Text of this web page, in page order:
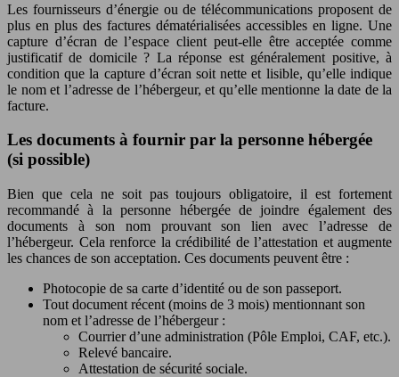
Les fournisseurs d’énergie ou de télécommunications proposent de
plus en plus des factures dématérialisées accessibles en ligne. Une
capture d’écran de l’espace client peut-elle être acceptée comme
justificatif de domicile ? La réponse est généralement positive, à
condition que la capture d’écran soit nette et lisible, qu’elle indique
le nom et l’adresse de l’hébergeur, et qu’elle mentionne la date de la
facture.
Les documents à fournir par la personne hébergée
(si possible)
Bien que cela ne soit pas toujours obligatoire, il est fortement
recommandé à la personne hébergée de joindre également des
documents à son nom prouvant son lien avec l’adresse de
l’hébergeur. Cela renforce la crédibilité de l’attestation et augmente
les chances de son acceptation. Ces documents peuvent être :
Photocopie de sa carte d’identité ou de son passeport.
Tout document récent (moins de 3 mois) mentionnant son
nom et l’adresse de l’hébergeur :
Courrier d’une administration (Pôle Emploi, CAF, etc.).
Relevé bancaire.
Attestation de sécurité sociale.